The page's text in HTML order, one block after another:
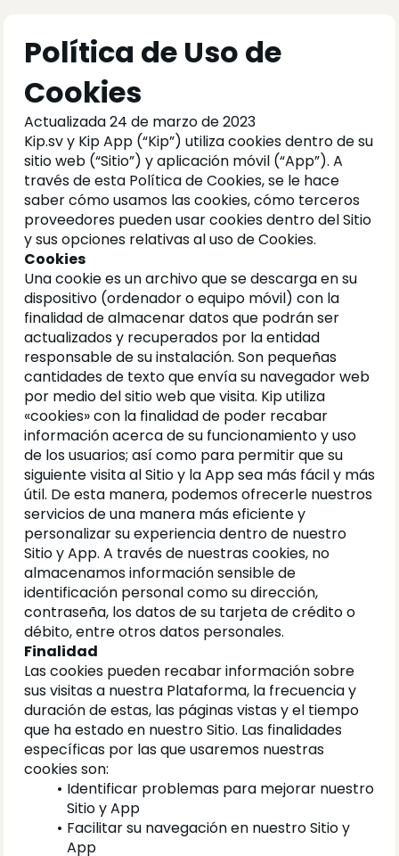
Política de Uso de
Cookies
Actualizada 24 de marzo de 2023
Kip.sv y Kip App (“Kip”) utiliza cookies dentro de su
sitio web (“Sitio”) y aplicación móvil (“App”). A
través de esta Política de Cookies, se le hace
saber cómo usamos las cookies, cómo terceros
proveedores pueden usar cookies dentro del Sitio
y sus opciones relativas al uso de Cookies.
Cookies
Una cookie es un archivo que se descarga en su
dispositivo (ordenador o equipo móvil) con la
finalidad de almacenar datos que podrán ser
actualizados y recuperados por la entidad
responsable de su instalación. Son pequeñas
cantidades de texto que envía su navegador web
por medio del sitio web que visita. Kip utiliza
«cookies» con la finalidad de poder recabar
información acerca de su funcionamiento y uso
de los usuarios; así como para permitir que su
siguiente visita al Sitio y la App sea más fácil y más
útil. De esta manera, podemos ofrecerle nuestros
servicios de una manera más eficiente y
personalizar su experiencia dentro de nuestro
Sitio y App. A través de nuestras cookies, no
almacenamos información sensible de
identificación personal como su dirección,
contraseña, los datos de su tarjeta de crédito o
débito, entre otros datos personales.
Finalidad
Las cookies pueden recabar información sobre
sus visitas a nuestra Plataforma, la frecuencia y
duración de estas, las páginas vistas y el tiempo
que ha estado en nuestro Sitio. Las finalidades
específicas por las que usaremos nuestras
cookies son:
Identificar problemas para mejorar nuestro
Sitio y App
Facilitar su navegación en nuestro Sitio y
App